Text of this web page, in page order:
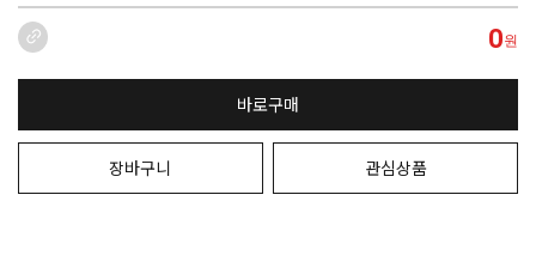
0원
바로구매
장바구니 관심상품